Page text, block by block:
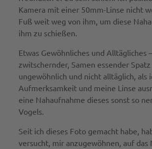
Kamera mit einer 50mm-Linse nicht
Fuß weit weg von ihm, um diese
ihm zu schießen.
Etwas Gewöhnliches und Alltägliches
zwitschernder, Samen essender
ungewöhnlich und nicht alltäglich, als
Aufmerksamkeit und meine Linse
eine Nahaufnahme dieses sonst so
Vogels.
Seit ich dieses Foto gemacht habe,
versucht, mir anzugewöhnen, auf das